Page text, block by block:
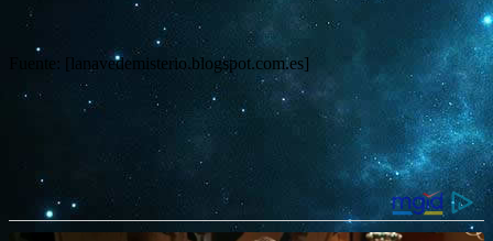
Fuente: [lanavedemisterio.blogspot.com.es]